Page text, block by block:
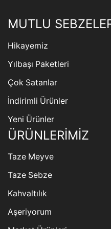
MUTLU
Hikayemiz
Yılbaşı Paketleri
Çok Satanlar
İndirimli Ürünler
Yeni Ürünler
ÜRÜNLERİMİZ
Taze Meyve
Taze Sebze
Kahvaltılık
Aşeriyorum